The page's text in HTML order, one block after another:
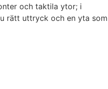
och taktila ytor; i
rätt uttryck och en yta som